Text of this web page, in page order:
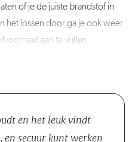
of je de juiste brandstof in
het lossen door ga je ook weer
aan te vullen.
soms in België. Wanneer er
je met de Planner hoe
Boere Transport bestaat uit
leeftijden.
en het leuk vindt
en secuur kunt werken